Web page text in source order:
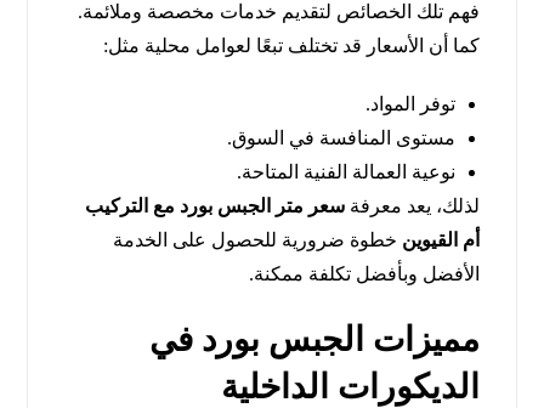
فهم تلك الخصائص لتقديم خدمات مخصصة وملائمة.
كما أن الأسعار قد تختلف تبعًا لعوامل محلية مثل:
توفر المواد.
مستوى المنافسة في السوق.
نوعية العمالة الفنية المتاحة.
لذلك، يعد معرفةسعر متر الجبس بورد مع التركيب
أم القيوين خطوة ضرورية للحصول على الخدمة
الأفضل وبأفضل تكلفة ممكنة.
مميزات الجبس بورد في
الديكورات الداخلية